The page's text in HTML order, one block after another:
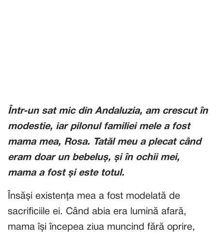
Într-un sat mic din Andaluzia, am crescut în
modestie, iar pilonul familiei mele a fost
mama mea, Rosa. Tatăl meu a plecat când
eram doar un bebeluș, și în ochii mei,
mama a fost și este totul.
Însăși existența mea a fost modelată de
sacrificiile ei. Când abia era lumină afară,
mama își începea ziua muncind fără oprire,